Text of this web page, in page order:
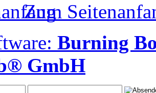
Zum
Burning
GmbH